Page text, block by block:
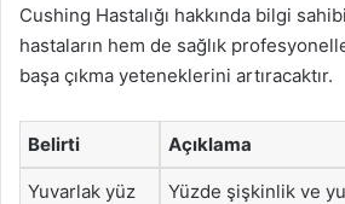
Cushing Hastalığı hakkında bilgi
hastaların hem de sağlık
başa çıkma yeteneklerini artıracaktır.
Belirti Açıklama
Yuvarlak yüz Yüzde şişkinlik ve